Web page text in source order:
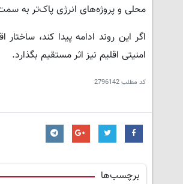
محلی و پروژه‌های انرژی پاک‌تر به
اگر این روند ادامه پیدا کند،
امنیتی اقلیم نیز اثر مستقیم بگذارد.
کد مطلب2796142
برچسب‌ها